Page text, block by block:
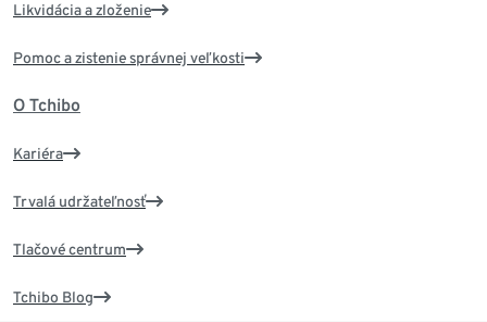
Likvidácia a zloženie
Pomoc a zistenie správnej veľkosti
O Tchibo
Kariéra
Trvalá udržateľnosť
Tlačové centrum
Tchibo Blog